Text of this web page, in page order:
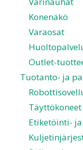
Konenäkö
Varaosat
Outlet-
Tuotanto- ja
Etiketöinti-